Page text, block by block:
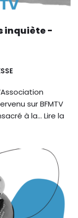
inquiète -
sur BFMTV
à la… Lire la